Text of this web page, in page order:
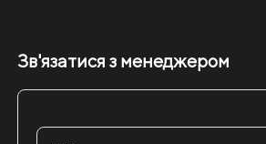
Зв'язатися з менеджером